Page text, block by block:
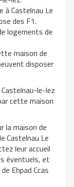
à Castelnau Le
des F1.
logements de
maison de
disposer
le-lez
cette maison
la maison de
Castelnau Le
leur accueil
éventuels, et
Ehpad Ccas